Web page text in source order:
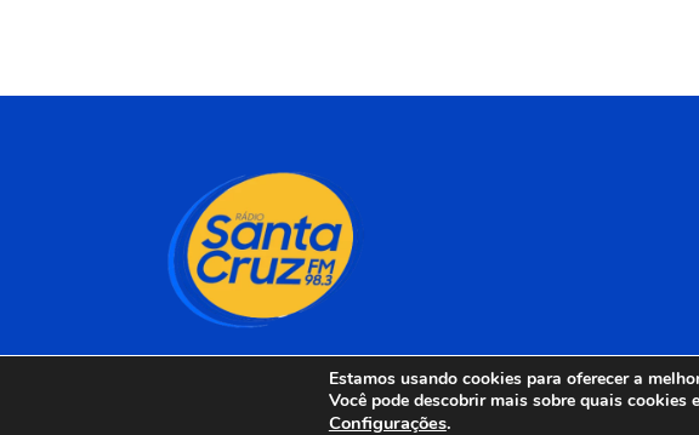
Rádio Santa Cruz 98 FM © 2024
Estamos usando cookies para oferecer a
Você pode descobrir mais sobre quais
Configurações.